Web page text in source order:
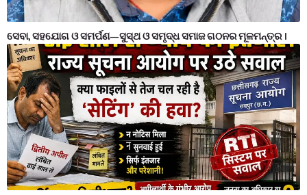
ସେବା, ସହଯୋଗ ଓ ସମର୍ପଣ—ସୁସ୍ଥ ଓ ସମୃଦ୍ଧ ସମାଜ ଗଠନର ମୂଳମନ୍ତ୍ର ।